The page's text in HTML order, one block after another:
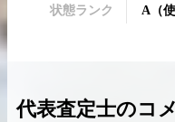
2026.04.10
状態ランク A （
代表査定士のコ